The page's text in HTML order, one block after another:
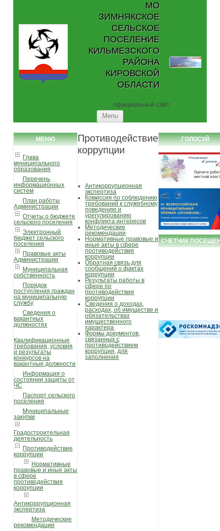
МО
ЗИМНЯКСКОЕ
СЕЛЬСКОЕ
ПОСЕЛЕНИЕ
КИЛЬМЕЗСКОГО
РАЙОНА
КИРОВСКОЙ
ОБЛАСТИ
официальный сайт
Menu
МЕНЮ
Глава
муниципального
образования
Перечень
информационных
систем
План работы
Администрации
Отчеты о бюджете
сельского поселения
Электронный
бюджет сельского
поселения
Правовые акты
Администрации
Муниципальная
собственность
Порядок
поступления граждан
на муниципальную
службу
Сведения о
вакантных
должностях
Квалификационные
требования, условия
и результаты
конкурсов на
вакантные должности
Информация о
состоянии защиты от
ЧС
Паспорт сельского
поселения
Муниципальные
закупки
Градостроительная
деятельность
Противодействие
коррупции
Нормативные
правовые и иные акты
в сфере
противодействия
коррупции
Антикоррупционная
экспертиза
Методические
рекомендации
Противодействие
коррупции
Антикоррупционная
экспертиза
Комиссия по соблюдению
требований к служебному
поведению и
урегулированию
конфликта интересов
Методические
рекомендации
Нормативные правовые и
иные акты в сфере
противодействия
коррупции
Обратная связь для
сообщений о фактах
коррупции
Результаты работы в
сфере по
противодействия
коррупции
Сведения о доходах,
расходах, об имуществе и
обязательствах
имущественного
характера
Формы документов,
связанных с
противодействием
коррупции, для
заполнения
ГОЛОСУЙ
СЧЕТЧИК